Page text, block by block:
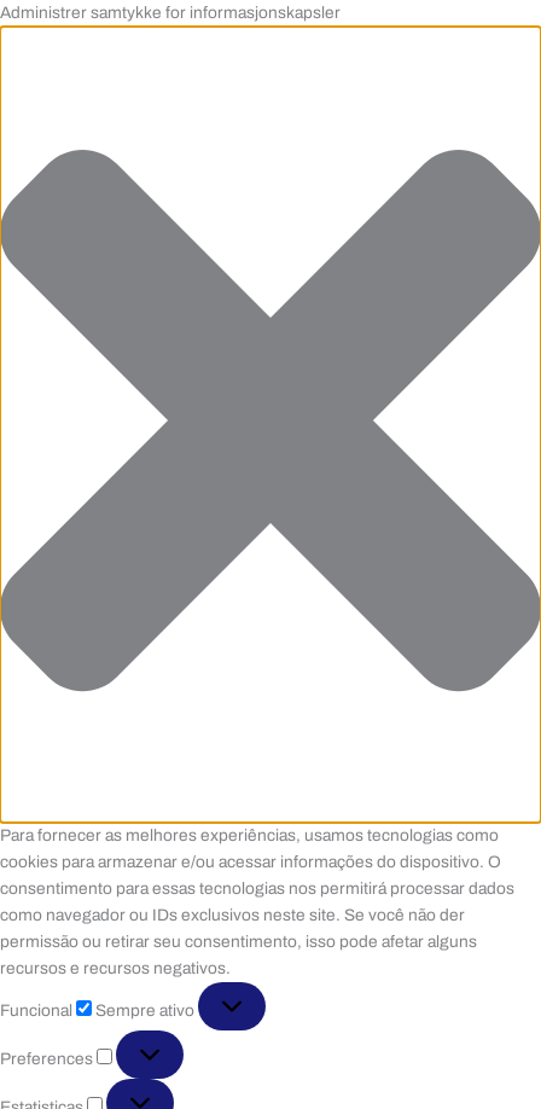
Administrer samtykke for informasjonskapsler
Para fornecer as melhores experiências, usamos tecnologias como
cookies para armazenar e/ou acessar informações do dispositivo. O
consentimento para essas tecnologias nos permitirá processar dados
como navegador ou IDs exclusivos neste site. Se você não der
permissão ou retirar seu consentimento, isso pode afetar alguns
recursos e recursos negativos.
Funcional
Sempre ativo
Preferences
Preferences
Estatisticas